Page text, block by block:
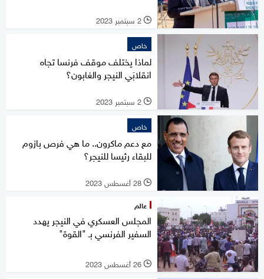
l 2 سبتمبر 2023
خاص
لماذا يختلف موقف فرنسا تجاه
انقلابَي النيجر والغابون؟
l 2 سبتمبر 2023
خاص
مع دعم ماكرون.. ما هي فرص بازوم
للبقاء رئيسا للنيجر؟
l 28 أغسطس 2023
عالم
المجلس العسكري في النيجر يهدد
السفير الفرنسي بـ "القوة"
l 26 أغسطس 2023